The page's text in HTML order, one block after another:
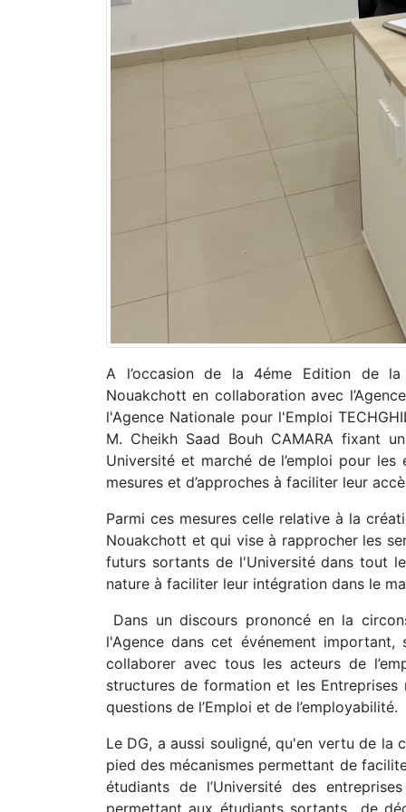
A l’occasion de la 4éme Edition de la
Nouakchott en collaboration avec
l'Agence Nationale pour l'Emploi
M. Cheikh Saad Bouh CAMARA fixant
Université et marché de l’emploi pour
mesures et d’approches à faciliter leur
Parmi ces mesures celle relative à la
Nouakchott et qui vise à rapprocher les
futurs sortants de l'Université dans tout
nature à faciliter leur intégration dans le
Dans un discours prononcé en la
l'Agence dans cet événement
collaborer avec tous les acteurs de
structures de formation et les
questions de l’Emploi et de l’employabilité.
Le DG, a aussi souligné, qu'en vertu de
pied des mécanismes permettant de
étudiants de l’Université des